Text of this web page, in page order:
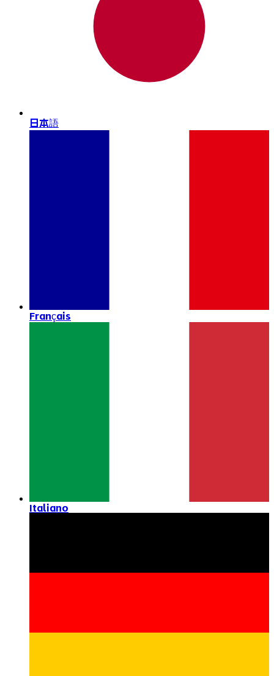
日本語
Français
Italiano